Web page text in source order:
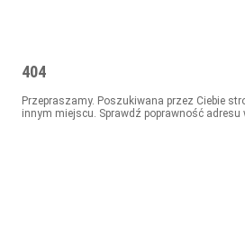
404
Przepraszamy. Poszukiwana przez Ciebie
innym miejscu. Sprawdź poprawność